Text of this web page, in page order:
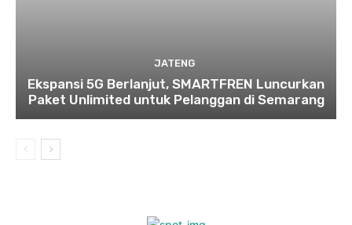
JATENG
Ekspansi 5G Berlanjut, SMARTFREN Luncurkan
Paket Unlimited untuk Pelanggan di Semarang